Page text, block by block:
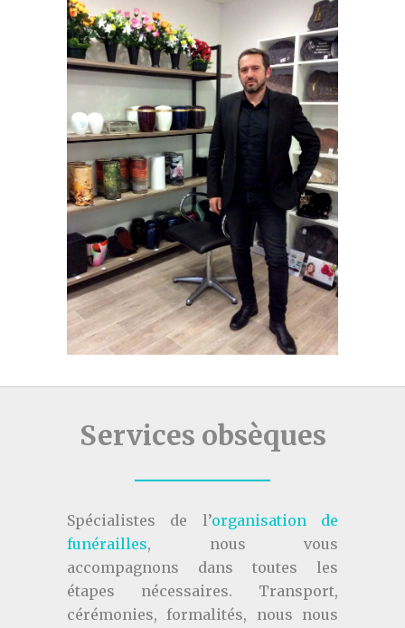
Services obsèques
Spécialistes de l’organisation de
funérailles, nous vous
accompagnons dans toutes les
étapes nécessaires. Transport,
cérémonies, formalités, nous nous